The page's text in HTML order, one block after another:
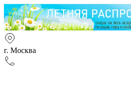
г. Москва